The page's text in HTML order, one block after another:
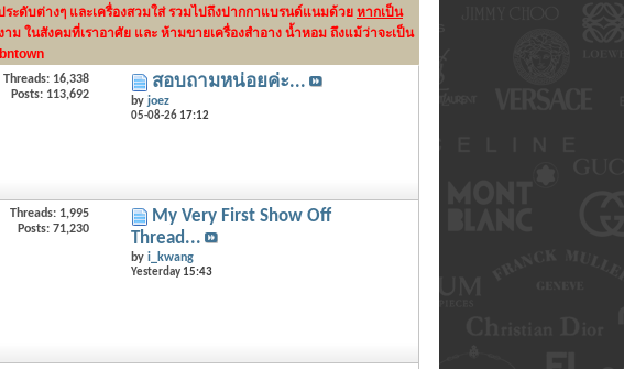
ะดับต่างๆ และเครื่องสวมใส่ รวมไปถึงปากกาแบรนด์แนมด้วย หากเป็น
ม ในสังคมที่เราอาศัย และ ห้ามขายเครื่องสำอาง น้ำหอม ถึงแม้ว่าจะเป็น
Threads: 16,338
Posts: 113,692
สอบถามหน่อยค่ะ...
by joez
05-08-26 17:12
Threads: 1,995
Posts: 71,230
My Very First Show Off
Thread...
by i_kwang
Yesterday 15:43